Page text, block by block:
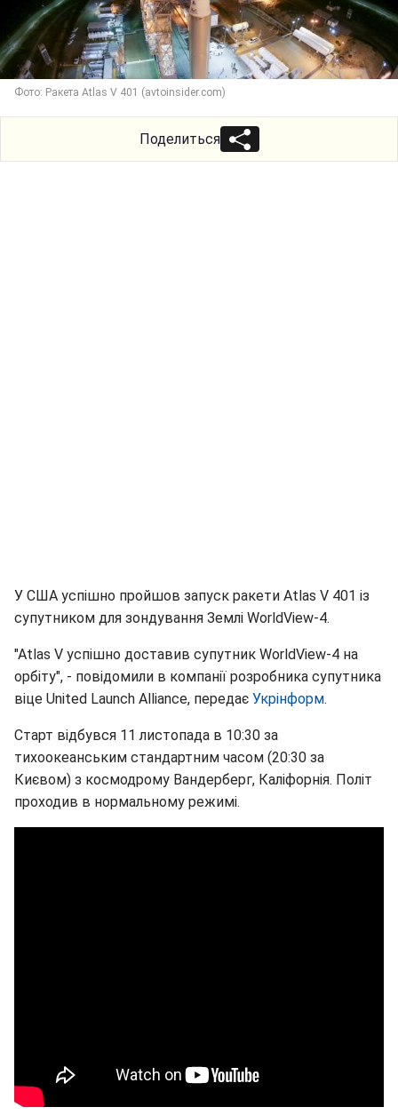
Фото: Ракета Atlas V 401 (avtoinsider.com)
Поделиться
У США успішно пройшов запуск ракети Atlas V 401 із
супутником для зондування Землі WorldView-4.
"Atlas V успішно доставив супутник WorldView-4 на
орбіту", - повідомили в компанії розробника супутника
віце United Launch Alliance, передає Укрінформ.
Старт відбувся 11 листопада в 10:30 за
тихоокеанським стандартним часом (20:30 за
Києвом) з космодрому Вандерберг, Каліфорнія. Політ
проходив в нормальному режимі.